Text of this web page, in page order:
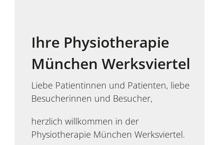
Ihre Physiotherapie
München Werksviertel
Liebe Patientinnen und Patienten, liebe
Besucherinnen und Besucher,
herzlich willkommen in der
Physiotherapie München Werksviertel.